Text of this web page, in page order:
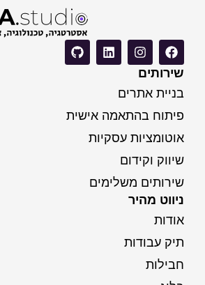
שירותים
בניית אתרים
פיתוח בהתאמה אישית
אוטומציות עסקיות
שיווק וקידום
שירותים משלימים
ניווט מהיר
אודות
תיק עבודות
חבילות